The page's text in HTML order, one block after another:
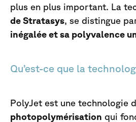
plus en plus important. La
de Stratasys, se distingue
inégalée et sa polyvalence
Qu’est-ce que la
PolyJet est une technologie
photopolymérisation qui